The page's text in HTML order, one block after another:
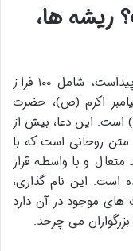
ها،
دعای صد صلوات، همانطور که از نامش پیداست، شامل ۱۰۰ فراز
اکرم (ص)، حضرت
است. این دعا، بیش از
روحانی است که با
و با واسطه قرار
این نام گذاری،
های موجود در آن دارد
می چرخد.